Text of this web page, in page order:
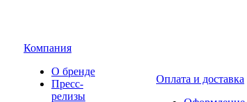
Компания
О бренде
Пресс-
релизы
Оплата и доставка